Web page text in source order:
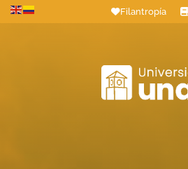
Filantropía
Profesores